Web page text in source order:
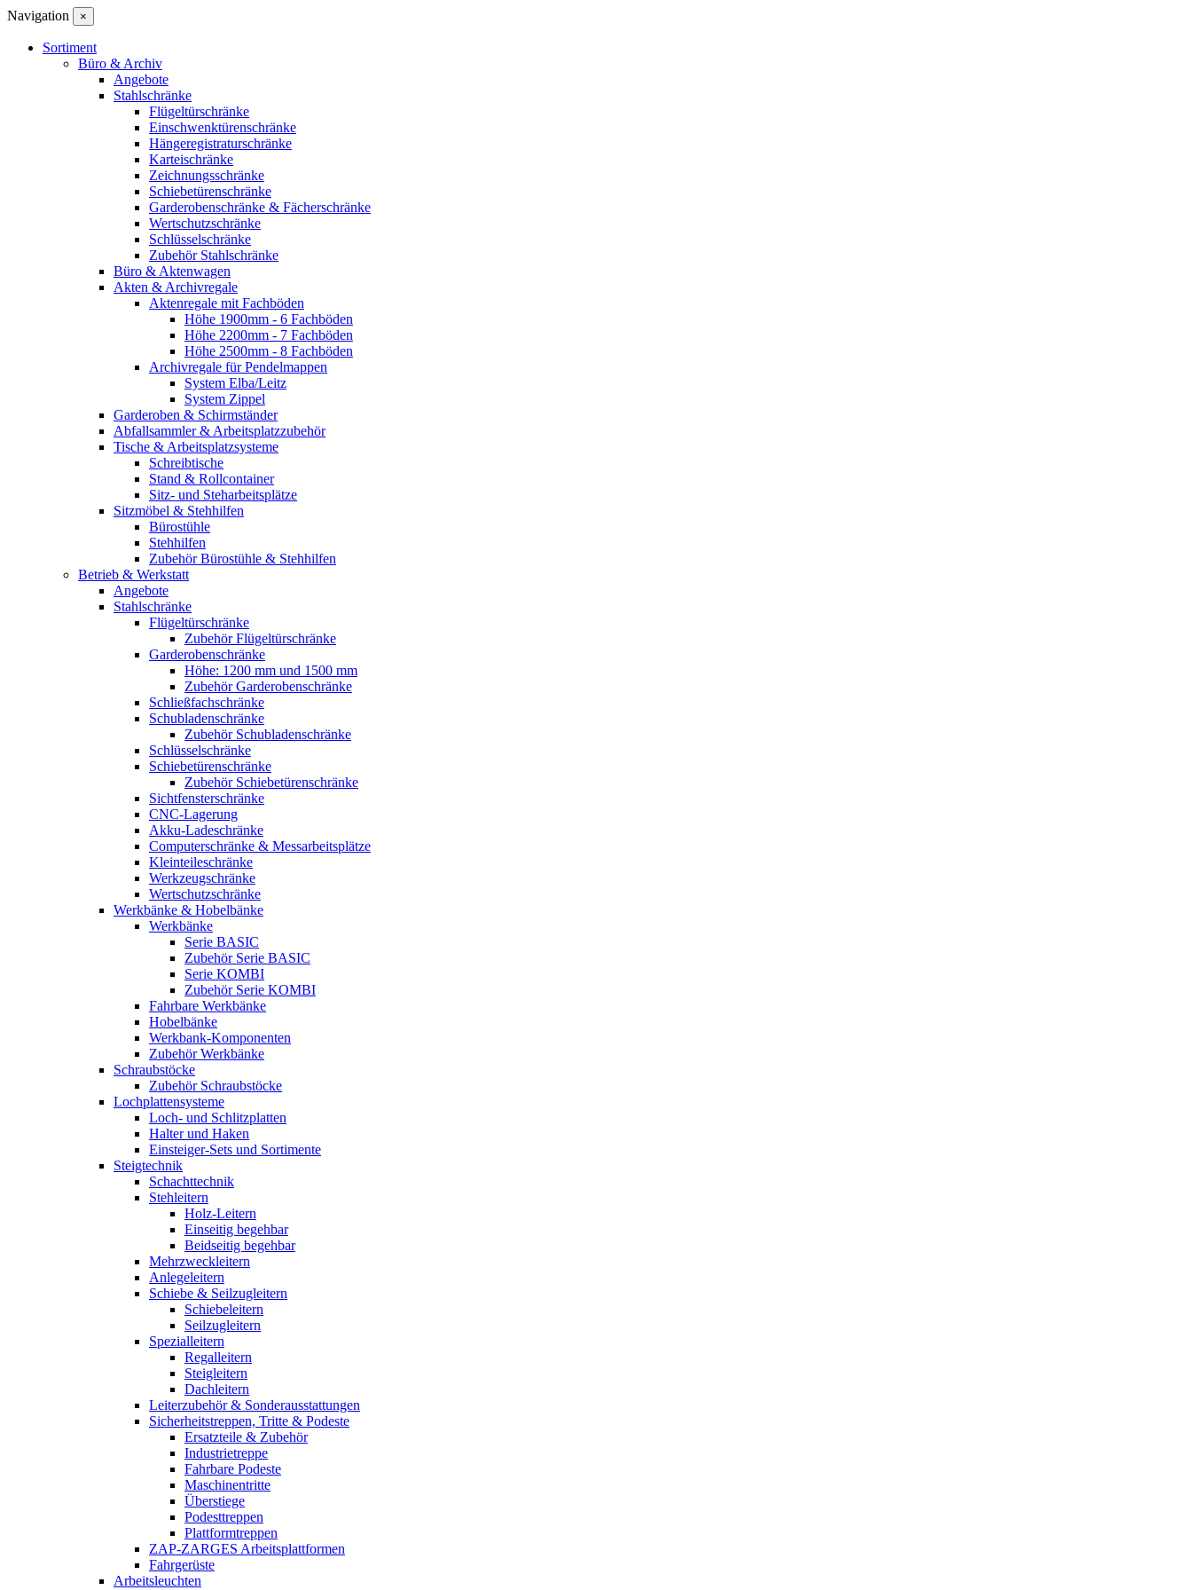
Navigation ×
Sortiment
Büro & Archiv
Angebote
Stahlschränke
Flügeltürschränke
Einschwenktürenschränke
Hängeregistraturschränke
Karteischränke
Zeichnungsschränke
Schiebetürenschränke
Garderobenschränke & Fächerschränke
Wertschutzschränke
Schlüsselschränke
Zubehör Stahlschränke
Büro & Aktenwagen
Akten & Archivregale
Aktenregale mit Fachböden
Höhe 1900mm - 6 Fachböden
Höhe 2200mm - 7 Fachböden
Höhe 2500mm - 8 Fachböden
Archivregale für Pendelmappen
System Elba/Leitz
System Zippel
Garderoben & Schirmständer
Abfallsammler & Arbeitsplatzzubehör
Tische & Arbeitsplatzsysteme
Schreibtische
Stand & Rollcontainer
Sitz- und Steharbeitsplätze
Sitzmöbel & Stehhilfen
Bürostühle
Stehhilfen
Zubehör Bürostühle & Stehhilfen
Betrieb & Werkstatt
Angebote
Stahlschränke
Flügeltürschränke
Zubehör Flügeltürschränke
Garderobenschränke
Höhe: 1200 mm und 1500 mm
Zubehör Garderobenschränke
Schließfachschränke
Schubladenschränke
Zubehör Schubladenschränke
Schlüsselschränke
Schiebetürenschränke
Zubehör Schiebetürenschränke
Sichtfensterschränke
CNC-Lagerung
Akku-Ladeschränke
Computerschränke & Messarbeitsplätze
Kleinteileschränke
Werkzeugschränke
Wertschutzschränke
Werkbänke & Hobelbänke
Werkbänke
Serie BASIC
Zubehör Serie BASIC
Serie KOMBI
Zubehör Serie KOMBI
Fahrbare Werkbänke
Hobelbänke
Werkbank-Komponenten
Zubehör Werkbänke
Schraubstöcke
Zubehör Schraubstöcke
Lochplattensysteme
Loch- und Schlitzplatten
Halter und Haken
Einsteiger-Sets und Sortimente
Steigtechnik
Schachttechnik
Stehleitern
Holz-Leitern
Einseitig begehbar
Beidseitig begehbar
Mehrzweckleitern
Anlegeleitern
Schiebe & Seilzugleitern
Schiebeleitern
Seilzugleitern
Spezialleitern
Regalleitern
Steigleitern
Dachleitern
Leiterzubehör & Sonderausstattungen
Sicherheitstreppen, Tritte & Podeste
Ersatzteile & Zubehör
Industrietreppe
Fahrbare Podeste
Maschinentritte
Überstiege
Podesttreppen
Plattformtreppen
ZAP-ZARGES Arbeitsplattformen
Fahrgerüste
Arbeitsleuchten